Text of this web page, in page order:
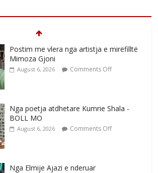
Postim me vlera nga artistja e mirëfilltë
Mimoza Gjoni
August 6, 2026 Comments Off
Nga poetja atdhetare Kumrie Shala -
BOLL MO
August 6, 2026 Comments Off
Nga Elmije Ajazi e nderuar